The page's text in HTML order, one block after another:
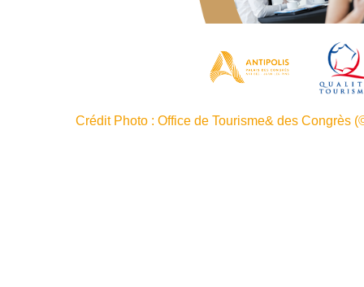
Crédit Photo : Office de Tourisme& des Congrès